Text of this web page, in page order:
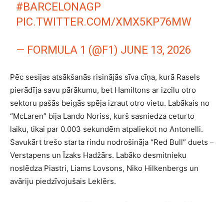
#BARCELONAGP
PIC.TWITTER.COM/XMX5KP76MW
— FORMULA 1 (@F1) JUNE 13, 2026
Pēc sesijas atsākšanās risinājās sīva cīņa, kurā Rasels
pierādīja savu pārākumu, bet Hamiltons ar izcilu otro
sektoru pašās beigās spēja izraut otro vietu. Labākais no
“McLaren” bija Lando Noriss, kurš sasniedza ceturto
laiku, tikai par 0.003 sekundēm atpaliekot no Antonelli.
Savukārt trešo starta rindu nodrošināja “Red Bull” duets –
Verstapens un Īzaks Hadžārs. Labāko desmitnieku
noslēdza Piastri, Liams Lovsons, Niko Hilkenbergs un
avāriju piedzīvojušais Leklērs.